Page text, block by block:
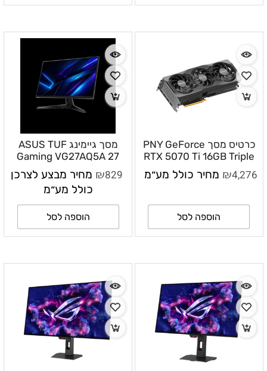
כרטיס מסך PNY GeForce
RTX 5070 Ti 16GB Triple
Fan DLSS 4 ₪4,276 מחיר כולל מע״מ
הוספה לסל
מסך גיימינג ASUS TUF
Gaming VG27AQ5A 27
אינץ׳ QHD 2560×1440
210Hz OC ₪829
מחיר מבצע לצרכן
כולל מע״מ
הוספה לסל